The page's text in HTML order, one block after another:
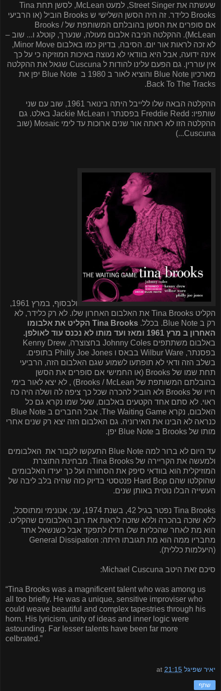
שעשתה את Street Singer, למעט McLean, לסשן תחת Tina
Brooks כלידר. זה היה הסשן השלישי ש Brooks הוביל (או הרביעי
אם סופרים את הסשן בהובלתם המשותפת שלBrooks /
McLean). ההקלטה הניבה אלבום מעולה, שנערך, קוטלג ו... שוב –
לא זכה לראות אור יום. הסיבה, בדיוק כמו באלבום Minor Move
,
אינה ידועה, אבל היא בוודאי לא נעוצה באיכות המוזיקה כי על כך
אין עוררין. גם הפעם עלינו להודות ל Cuscuna שגאל את ההקלטה
מארכיון Blue Note והוציא לאור ב 1980 ב Blue Note יפן את
Back To The Tracks
.
ההקלטה הבאה שלו ללייבל היתה בינואר 1961, שוב עם שני
שותפיו: Freddie Redd בפסנתר ו Jackie McLean באלט. גם
ההקלטה הזו לא ראתה אור שנים ארוכות עד לימי Mosaic (שוב
Cuscuna
...)
ולבסוף, במרץ 1961,
הקליט Tina Brooks את האלבום האחרון שלו. לא רק כלידר, לא
רק ב Blue Note. בכלל. Tina Brooks הקליט את אלבומו
האחרון ב מרץ 1961 ומאז ועד מותו לא נכנס עוד לאולפן.
באלבום משתתפים Johnny Coles בחצוצרה, Kenny Drew
בפסנתר, Wilbur Ware בבאס ו Philly Joe Jones בתופים.
בשלב הזה ודאי לא תופתעו לשמוע שגם האלבום הזה, הרביעי
תחת שמו של Brooks (או החמישי אם סופרים את הסשן
בהובלתם המשותפת של Brooks / McLean
) , לא יצא לאור בימי
חייו של Brooks ולא הוביל להכרה שכל כך ציפה לה ושלה היה כה
ראוי. לא סתם אחד הקטעים באלבום, שעל שמו נקרא גם כל
האלבום, נקרא The Waiting Game. אבל החברים ב Blue Note
כנראה לא הבינו את האירוניה. גם האלבום הזה יצא רק שנים אחרי
מותו של Brooks ב Blue Note יפן.
עד היום לא ברור למה Blue Note התעקשו לקבור את האלבומים
ולמעשה את הקריירה של Tina Brooks. מבחינת התוצרת
המוזיקלית הוא בוודאי סיפק את הסחורה ועל כך יעידו האלבומים
שהוקלטו שהם Hard Bop פנטסטי בדיוק כזה שהיה בלב ליבה של
העשייה הבלו נוטית באותן שנים.
Tina Brooks
נפטר בגיל 42, בשנת 1974, עני, אנונימי ומתוסכל,
ללא שזכה בהכרה וללא שזכה לראות את רוב האלבומים שהקליט.
הוא מת לאחר שהכליות שלו חדלו לתפקד אבל כשנשאל אחד
מחבריו ממה הוא מת תגובתו היתה: General Dissipation
(היעלמות כללית).
סיכם זאת היטב Michael Cuscuna
:
“Tina Brooks was a magnificent talent who was among us
all too briefly. He was a unique, sensitive improviser who
could weave beautiful and complex tapestries through his
horn. His lyricism, unity of ideas and inner logic were
astounding. Far lesser talents have been far more
celbrated.”
יאיר שפיגל at 21:15
שתף